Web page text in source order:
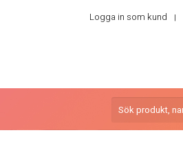
Logga in som kund